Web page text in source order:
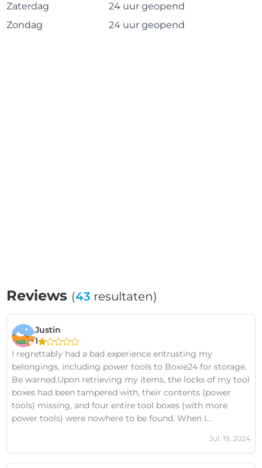
Zaterdag
24 uur geopend
Zondag
24 uur geopend
Reviews (43 resultaten)
Justin
1
I regrettably had a bad experience entrusting my
belongings, including power tools to Boxie24 for storage.
Be warned.Upon retrieving my items, the locks of my tool
boxes had been tampered with, their contents (power
tools) missing, and four entire tool boxes (with more
power tools) were nowhere to be found. When I
deflect blame by suggesting that I had not provided a
paper copy of the inventory.This allegation was false. I had
Jul. 19, 2024